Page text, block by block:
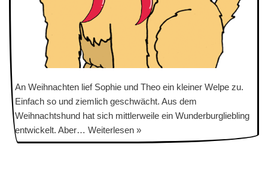
An Weihnachten lief Sophie und Theo ein kleiner Welpe zu.
Einfach so und ziemlich geschwächt. Aus dem
Weihnachtshund hat sich mittlerweile ein Wunderburgliebling
entwickelt. Aber… Weiterlesen »